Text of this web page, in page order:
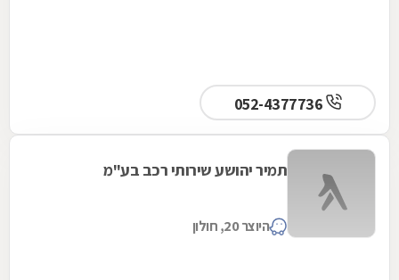
תמיר יהושע שירותי רכב בע"מ
היוצר 20, חולון